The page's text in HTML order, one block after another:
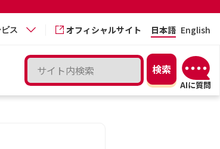
ス オフィシャルサイト 日本語 English